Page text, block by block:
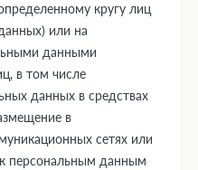
кругу лиц
или на
данными
в том числе
данных в средствах
в
сетях или
персональным данным